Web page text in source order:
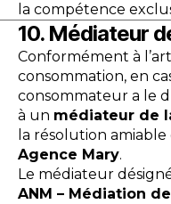
la compétence
10. Médiateur
Conformément à
consommation, en
consommateur a le
à un médiateur de
la résolution
Agence Mary.
Le médiateur
ANM – Médiation